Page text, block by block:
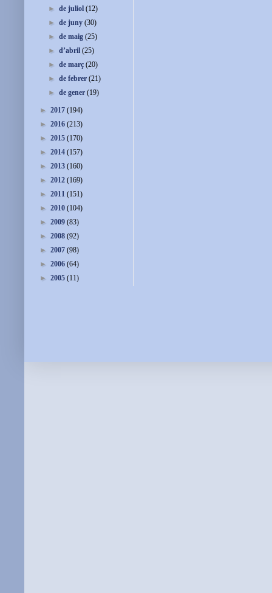
►de juliol(12)
►de juny(30)
►de maig(25)
►d’abril(25)
►de març(20)
►de febrer(21)
►de gener(19)
► 2017 (194)
► 2016 (213)
► 2015 (170)
► 2014 (157)
► 2013 (160)
► 2012 (169)
► 2011 (151)
► 2010 (104)
► 2009 (83)
► 2008 (92)
► 2007 (98)
► 2006 (64)
► 2005 (11)